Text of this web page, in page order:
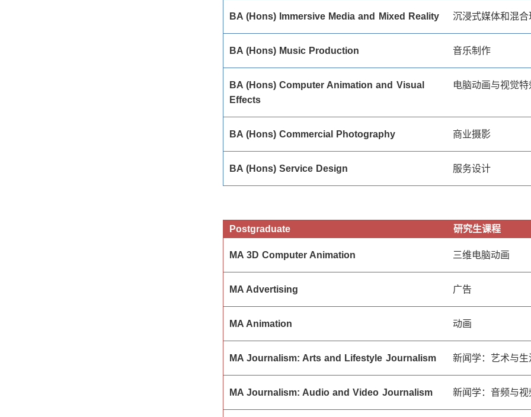
BA (Hons) Immersive Media and Mixed Reality 沉浸式媒体和混合
BA (Hons) Music Production 音乐制作
BA (Hons) Computer Animation and Visual
Effects
电脑动画与视觉特
BA (Hons) Commercial Photography 商业摄影
BA (Hons) Service Design 服务设计
Postgraduate 研究生课程
MA 3D Computer Animation 三维电脑动画
MA Advertising 广告
MA Animation 动画
MA Journalism: Arts and Lifestyle Journalism 新闻学：艺术与生
MA Journalism: Audio and Video Journalism 新闻学：音频与视